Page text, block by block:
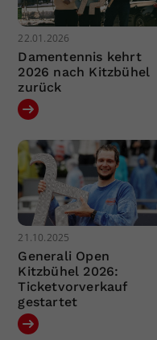
22.01.2026
Damentennis kehrt
2026 nach Kitzbühel
zurück
21.10.2025
Generali Open
Kitzbühel 2026:
Ticketvorverkauf
gestartet